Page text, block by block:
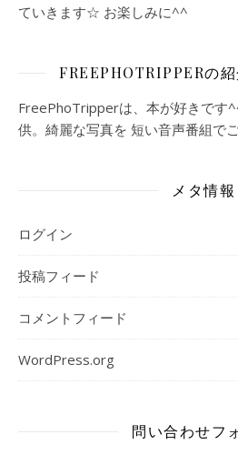
ていきます☆ お楽しみに^^
FREEPHOTRIPPERの紹
FreePhoTripperは、本が好きです
供。綺麗な写真を 短い音声番組で
メタ情報
ログイン
投稿フィード
コメントフィード
WordPress.org
問い合わせフ